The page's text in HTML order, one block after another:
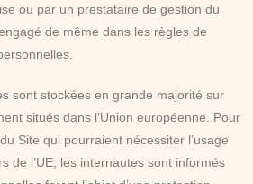
ou par un prestataire de gestion du
de même dans les règles de
sont stockées en grande majorité sur
situés dans l’Union européenne. Pour
Site qui pourraient nécessiter l’usage
de l’UE, les internautes sont informés